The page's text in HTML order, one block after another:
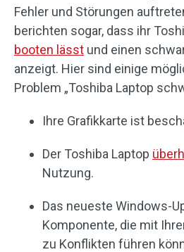
Fehler und Störungen
berichten sogar, dass ihr
booten lässt und einen
anzeigt. Hier sind einige
Problem „Toshiba Laptop
Ihre Grafikkarte ist
Der Toshiba Laptop
Nutzung.
Das neueste Windows-
Komponente, die mit
zu Konflikten führen